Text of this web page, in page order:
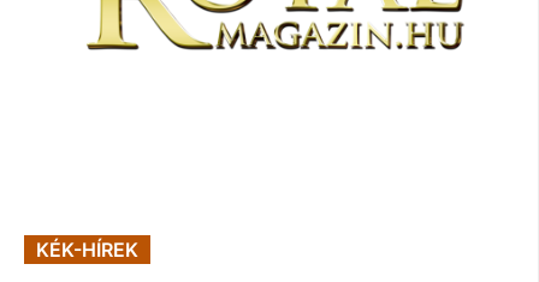
KÉK-HÍREK